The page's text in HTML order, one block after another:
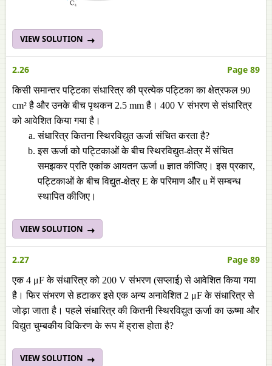
VIEW SOLUTION
2.26 Page 89
किसी समान्तर पट्टिका संधारित्र की प्रत्येक पट्टिका का क्षेत्रफल 90
cm² है और उनके बीच पृथकन 2.5 mm है। 400 V संभरण से संधारित्र
को आवेशित किया गया है।
संधारित्र कितना स्थिरविद्युत ऊर्जा संचित करता है?
इस ऊर्जा को पट्टिकाओं के बीच स्थिरविद्युत-क्षेत्र में संचित
समझकर प्रति एकांक आयतन ऊर्जा u ज्ञात कीजिए। इस प्रकार,
पट्टिकाओं के बीच विद्युत-क्षेत्र E के परिमाण और u में सम्बन्ध
स्थापित कीजिए।
VIEW SOLUTION
2.27 Page 89
एक 4 μF के संधारित्र को 200 V संभरण (सप्लाई) से आवेशित किया गया
है। फिर संभरण से हटाकर इसे एक अन्य अनावेशित 2 μF के संधारित्र से
जोड़ा जाता है। पहले संधारित्र की कितनी स्थिरविद्युत ऊर्जा का ऊष्मा और
विद्युत चुम्बकीय विकिरण के रूप में ह्रास होता है?
VIEW SOLUTION